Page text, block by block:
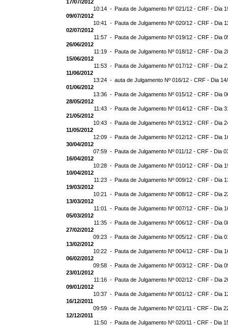
17/07/2012
10:14 - Pauta de Julgamento Nº 021/12 - CRF - Dia
09/07/2012
10:41 - Pauta de Julgamento Nº 020/12 - CRF - Dia
02/07/2012
11:57 - Pauta de Julgamento Nº 019/12 - CRF - Dia
26/06/2012
11:19 - Pauta de Julgamento Nº 018/12 - CRF - Dia
15/06/2012
11:53 - Pauta de Julgamento Nº 017/12 - CRF - Dia
11/06/2012
13:24 - auta de Julgamento Nº 016/12 - CRF - Dia
01/06/2012
13:36 - Pauta de Julgamento Nº 015/12 - CRF - Dia
28/05/2012
11:43 - Pauta de Julgamento Nº 014/12 - CRF - Dia
21/05/2012
10:43 - Pauta de Julgamento Nº 013/12 - CRF - Dia
11/05/2012
12:09 - Pauta de Julgamento Nº 012/12 - CRF - Dia
30/04/2012
07:59 - Pauta de Julgamento Nº 011/12 - CRF - Dia
16/04/2012
10:28 - Pauta de Julgamento Nº 010/12 - CRF - Dia
10/04/2012
11:23 - Pauta de Julgamento Nº 009/12 - CRF - Dia
19/03/2012
10:21 - Pauta de Julgamento Nº 008/12 - CRF - Dia
13/03/2012
11:01 - Pauta de Julgamento Nº 007/12 - CRF - Dia
05/03/2012
11:35 - Pauta de Julgamento Nº 006/12 - CRF - Dia
27/02/2012
09:23 - Pauta de Julgamento Nº 005/12 - CRF - Dia
13/02/2012
10:22 - Pauta de Julgamento Nº 004/12 - CRF - Dia
06/02/2012
09:58 - Pauta de Julgamento Nº 003/12 - CRF - Dia
23/01/2012
11:16 - Pauta de Julgamento Nº 002/12 - CRF - Dia
09/01/2012
10:37 - Pauta de Julgamento Nº 001/12 - CRF - Dia
16/12/2011
09:59 - Pauta de Julgamento Nº 021/11 - CRF - Dia
12/12/2011
11:50 - Pauta de Julgamento Nº 020/11 - CRF - Dia